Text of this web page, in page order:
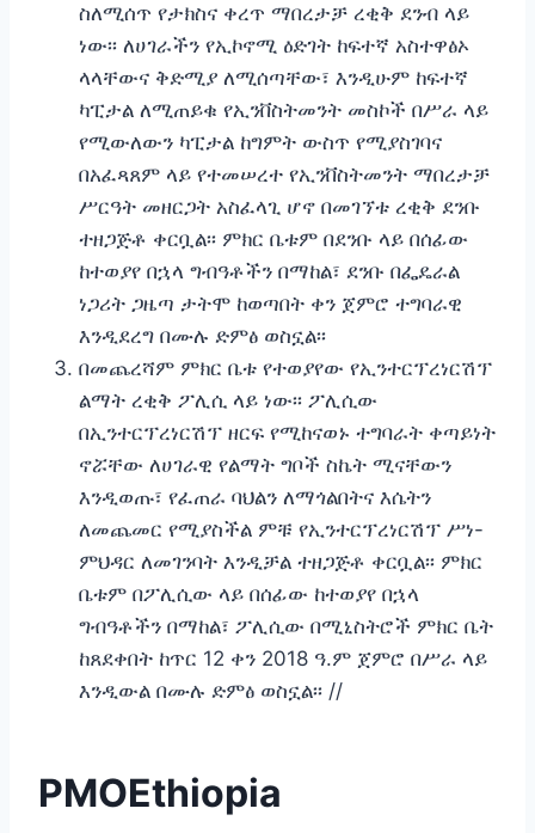
ስለሚሰጥ የታክስና ቀረጥ ማበረታቻ ረቂቅ ደንብ ላይ
ነው፡፡ ለሀገራችን የኢኮኖሚ ዕድገት ከፍተኛ አስተዋፅኦ
ላላቸውና ቅድሚያ ለሚሰጣቸው፣ እንዲሁም ከፍተኛ
ካፒታል ለሚጠይቁ የኢንቨስትመንት መስኮች በሥራ ላይ
የሚውለውን ካፒታል ከግምት ውስጥ የሚያስገባና
በአፈጻጸም ላይ የተመሠረተ የኢንቨስትመንት ማበረታቻ
ሥርዓት መዘርጋት አስፈላጊ ሆኖ በመገኘቱ ረቂቅ ደንቡ
ተዘጋጅቶ ቀርቧል፡፡ ምክር ቤቱም በደንቡ ላይ በሰፊው
ከተወያየ በኋላ ግብዓቶችን በማከል፣ ደንቡ በፌዴራል
ነጋሪት ጋዜጣ ታትሞ ከወጣበት ቀን ጀምሮ ተግባራዊ
እንዲደረግ በሙሉ ድምፅ ወስኗል፡፡
በመጨረሻም ምክር ቤቱ የተወያየው የኢንተርፕረነርሽፕ
ልማት ረቂቅ ፖሊሲ ላይ ነው፡፡ ፖሊሲው
በኢንተርፕረነርሽፕ ዘርፍ የሚከናወኑ ተግባራት ቀጣይነት
ኖሯቸው ለሀገራዊ የልማት ግቦች ስኬት ሚናቸውን
እንዲወጡ፣ የፈጠራ ባህልን ለማጎልበትና እሴትን
ለመጨመር የሚያስችል ምቹ የኢንተርፕረነርሽፕ ሥነ-
ምህዳር ለመገንባት እንዲቻል ተዘጋጅቶ ቀርቧል፡፡ ምክር
ቤቱም በፖሊሲው ላይ በሰፊው ከተወያየ በኋላ
ግብዓቶችን በማከል፣ ፖሊሲው በሚኒስትሮች ምክር ቤት
ከጸደቀበት ከጥር 12 ቀን 2018 ዓ.ም ጀምሮ በሥራ ላይ
እንዲውል በሙሉ ድምፅ ወስኗል፡፡ //
PMOEthiopia